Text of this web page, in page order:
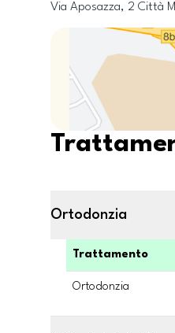
Via Aposazza, 2 Città
Ortodonzia
Trattamento
Ortodonzia